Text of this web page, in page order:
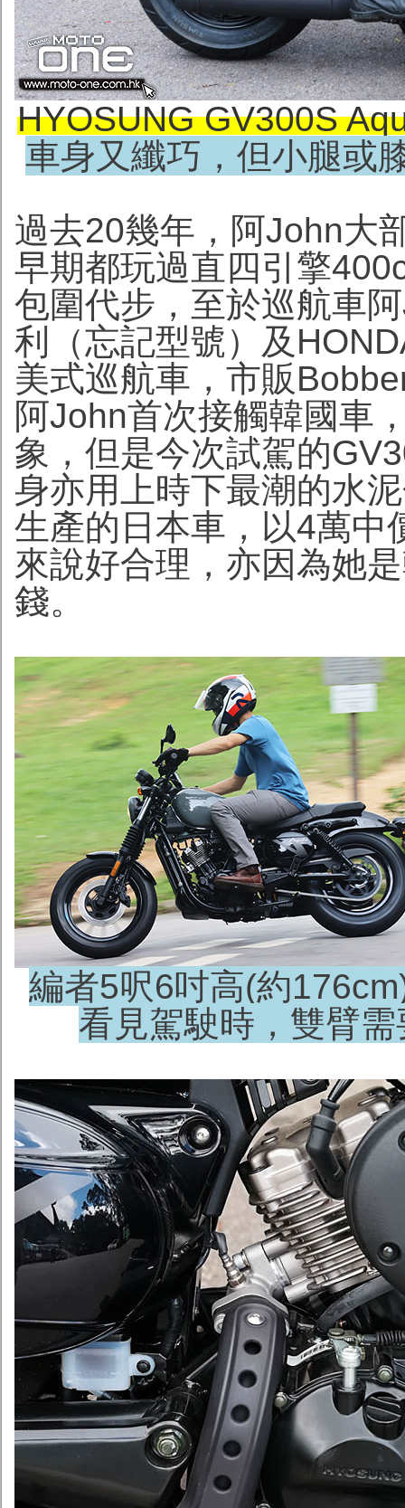
HYOSUNG GV300S
車身又纖巧，但小腿或
過去20幾年，阿John大
早期都玩過直四引擎
包圍代步，至於巡航車
利（忘記型號）及
美式巡航車，市販
阿John首次接觸韓國車
象，但是今次試駕的
身亦用上時下最潮的水
生產的日本車，以4萬中
來說好合理，亦因為她
錢。
編者5呎6吋高(約
看見駕駛時，雙臂